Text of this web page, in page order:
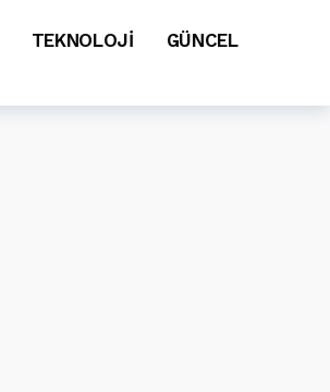
TEKNOLOJİ
GÜNCEL